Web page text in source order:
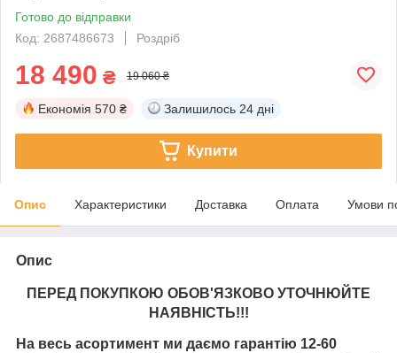
Готово до відправки
Код: 2687486673
Роздріб
18 490 ₴ 19 060 ₴
Економія 570 ₴ Залишилось 24 дні
Купити
Опис Характеристики Доставка Оплата Умови
Опис
ПЕРЕД ПОКУПКОЮ ОБОВ'ЯЗКОВО УТОЧНЮЙТЕ
НАЯВНІСТЬ!!!
На весь асортимент ми даємо гарантію 12-60